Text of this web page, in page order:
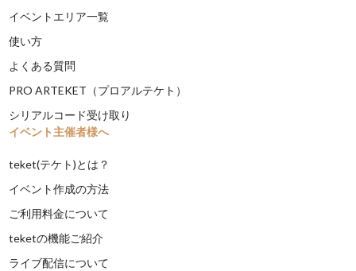
イベントエリア一覧
使い方
よくある質問
PRO ARTEKET（プロアルテケト）
シリアルコード受け取り
イベント主催者様へ
teket(テケト)とは？
イベント作成の方法
ご利用料金について
teketの機能ご紹介
ライブ配信について